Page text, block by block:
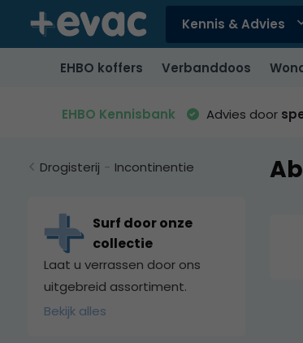
Kennis & Advies
Gebruik
de
pijltjes
een
selecteren.
Enter
om
EHBO koffers Verbanddoos
EHBO Kennisbank Advies door
Drogisterij - Incontinentie
Surf door onze
collectie
Laat u verrassen door ons
uitgebreid assortiment.
Bekijk alles